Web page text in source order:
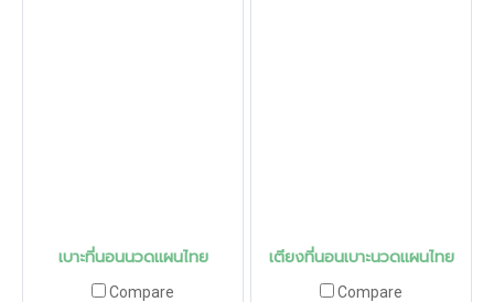
เบาะที่นอนนวดแผนไทย
Compare
เตียงที่นอนเบาะนวดแผนไทย
Compare